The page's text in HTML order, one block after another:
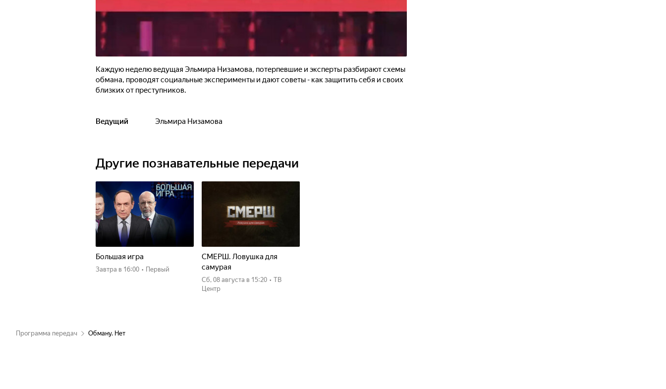
Каждую неделю ведущая Эльмира Низамова, потерпевшие и эксперты разбирают схемы
обмана, проводят социальные эксперименты и дают советы - как защитить себя и своих
близких от преступников.
Ведущий Эльмира Низамова
Другие познавательные передачи
Большая игра
Завтра в 16:00 • Первый
СМЕРШ. Ловушка для
самурая
сб, 08 августа в 15:20 • ТВ
Центр
Программа передач Обману. Нет